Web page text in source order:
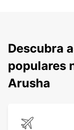
Descubra
populares
Arusha